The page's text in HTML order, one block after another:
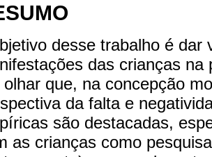
desse trabalho é dar
das crianças
olhar que, na concepção
da falta e
são destacadas,
as crianças como